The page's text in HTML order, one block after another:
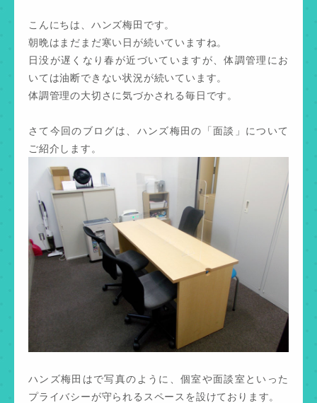
こんにちは、ハンズ梅田です。
朝晩はまだまだ寒い日が続いていますね。
日没が遅くなり春が近づいていますが、体調管理にお
いては油断できない状況が続いています。
体調管理の大切さに気づかされる毎日です。
さて今回のブログは、ハンズ梅田の「面談」について
ご紹介します。
ハンズ梅田はで写真のように、個室や面談室といった
プライバシーが守られるスペースを設けております。